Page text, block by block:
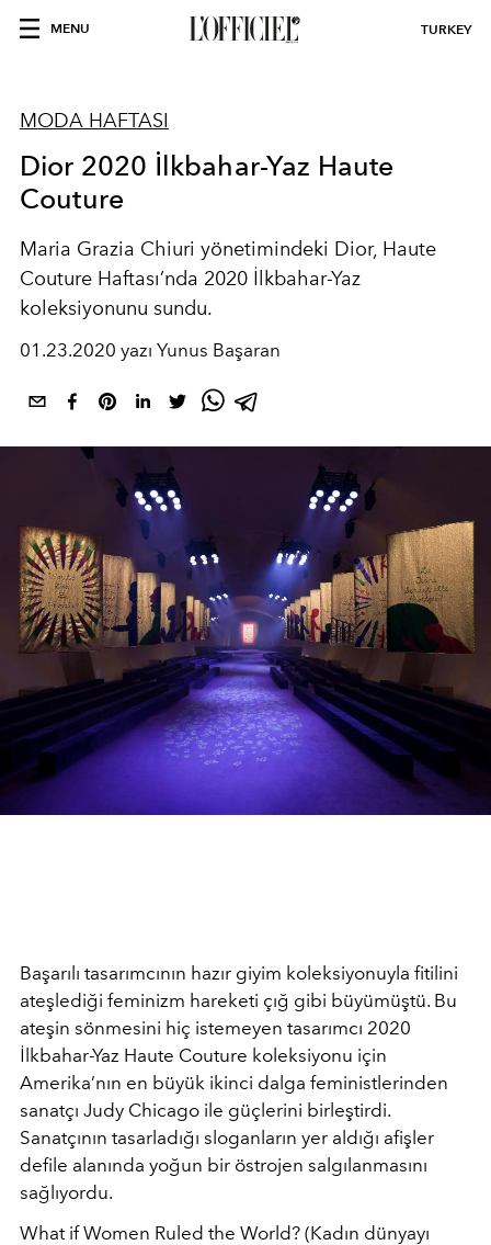
MENU TURKEY
MODA HAFTASI
Dior 2020 İlkbahar-Yaz Haute
Couture
Maria Grazia Chiuri yönetimindeki Dior, Haute
Couture Haftası’nda 2020 İlkbahar-Yaz
koleksiyonunu sundu.
01.23.2020 yazı Yunus Başaran
Başarılı tasarımcının hazır giyim koleksiyonuyla fitilini
ateşlediği feminizm hareketi çığ gibi büyümüştü. Bu
ateşin sönmesini hiç istemeyen tasarımcı 2020
İlkbahar-Yaz Haute Couture koleksiyonu için
Amerika’nın en büyük ikinci dalga feministlerinden
sanatçı Judy Chicago ile güçlerini birleştirdi.
Sanatçının tasarladığı sloganların yer aldığı afişler
defile alanında yoğun bir östrojen salgılanmasını
sağlıyordu.
What if Women Ruled the World? (Kadın dünyayı